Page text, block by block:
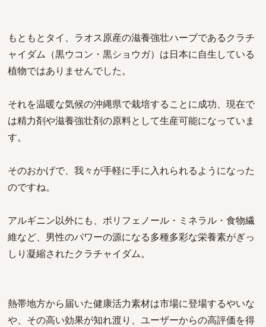
もともとタイ、ラオス原産の滋養強壮ハーブであるクラチ
ャイダム（黒ウコン・黒ショウガ）は日本に自生している
植物ではありませんでした。
それを温暖な気候の沖縄県で栽培することに成功、現在で
は精力剤や滋養強壮剤の原料として生産可能になっていま
す。
そのおかげで、我々が手軽に手に入れられるようになった
のですね。
アルギニン以外にも、ポリフェノール・ミネラル・食物繊
維など、男性のパワーの源になる多種多彩な栄養素がぎっ
しり凝縮されたクラチャイダム。
熱帯地方から届いた健康活力素材は市場に登場するやいな
や、その高い効果が知れ渡り、ユーザーからの高評価を得